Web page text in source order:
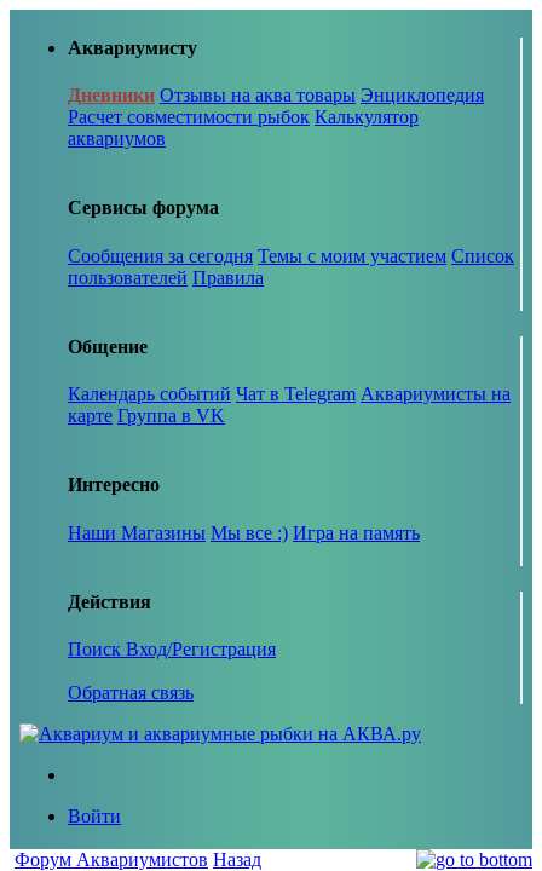
Аквариумисту
Дневники Отзывы на аква товары Энциклопедия
Расчет совместимости рыбок Калькулятор
аквариумов
Сервисы форума
Сообщения за сегодня Темы с моим участием Список
пользователей Правила
Общение
Календарь событий Чат в Telegram Аквариумисты на
карте Группа в VK
Интересно
Наши Магазины Мы все :) Игра на память
Действия
Поиск Вход/Регистрация
Обратная связь
Войти
Форум Аквариумистов Назад